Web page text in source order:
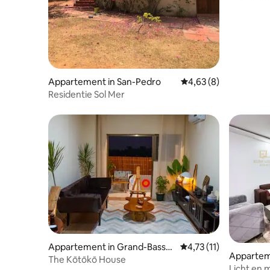
Appartement in San-Pedro Gemiddelde
4,63 (8)
Residentie Sol Mer
Appartement in Grand-Bassa
m
Gemiddelde
4,73 (11)
The Kōtōkō House